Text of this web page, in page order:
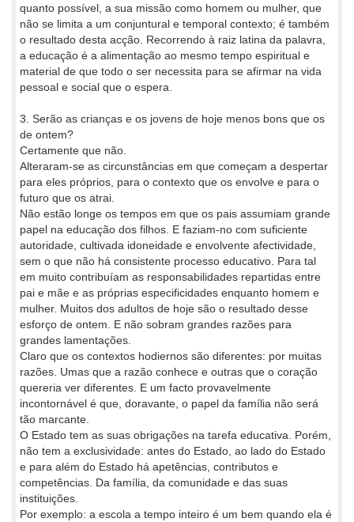
quanto possível, a sua missão como homem ou mulher, que
não se limita a um conjuntural e temporal contexto; é também
o resultado desta acção. Recorrendo à raiz latina da palavra,
a educação é a alimentação ao mesmo tempo espiritual e
material de que todo o ser necessita para se afirmar na vida
pessoal e social que o espera.
3. Serão as crianças e os jovens de hoje menos bons que os
de ontem?
Certamente que não.
Alteraram-se as circunstâncias em que começam a despertar
para eles próprios, para o contexto que os envolve e para o
futuro que os atrai.
Não estão longe os tempos em que os pais assumiam grande
papel na educação dos filhos. E faziam-no com suficiente
autoridade, cultivada idoneidade e envolvente afectividade,
sem o que não há consistente processo educativo. Para tal
em muito contribuíam as responsabilidades repartidas entre
pai e mãe e as próprias especificidades enquanto homem e
mulher. Muitos dos adultos de hoje são o resultado desse
esforço de ontem. E não sobram grandes razões para
grandes lamentações.
Claro que os contextos hodiernos são diferentes: por muitas
razões. Umas que a razão conhece e outras que o coração
quereria ver diferentes. E um facto provavelmente
incontornável é que, doravante, o papel da família não será
tão marcante.
O Estado tem as suas obrigações na tarefa educativa. Porém,
não tem a exclusividade: antes do Estado, ao lado do Estado
e para além do Estado há apetências, contributos e
competências. Da família, da comunidade e das suas
instituições.
Por exemplo: a escola a tempo inteiro é um bem quando ela é